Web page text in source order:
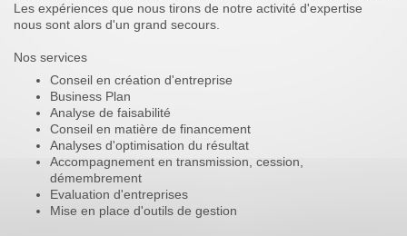
Les expériences que nous tirons de notre activité d'expertise
nous sont alors d'un grand secours.
Nos services
Conseil en création d'entreprise
Business Plan
Analyse de faisabilité
Conseil en matière de financement
Analyses d'optimisation du résultat
Accompagnement en transmission, cession,
démembrement
Evaluation d'entreprises
Mise en place d'outils de gestion